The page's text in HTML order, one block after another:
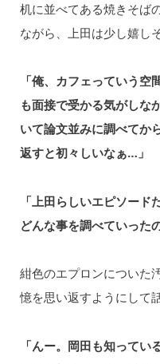
机に並べてある焼きそば
ながら、上田は少し嬉し
「俺、カフェっていう
も面接で受かる気がしな
いて論文並みに調べてか
返すと初々しいなぁ…」
「上田らしいエピソード
どんな事を調べていったの
紺色のエプロンについた
憶を思い返すようにして
「んー。岡田も知って